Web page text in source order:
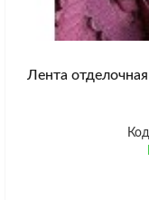
Лента